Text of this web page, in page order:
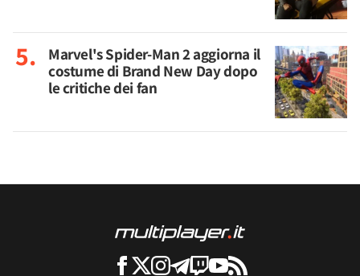
Marvel's Spider-Man 2 aggiorna il
costume di Brand New Day dopo
le critiche dei fan